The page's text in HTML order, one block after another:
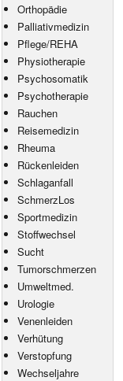
Orthopädie
Palliativmedizin
Pflege/REHA
Physiotherapie
Psychosomatik
Psychotherapie
Rauchen
Reisemedizin
Rheuma
Rückenleiden
Schlaganfall
SchmerzLos
Sportmedizin
Stoffwechsel
Sucht
Tumorschmerzen
Umweltmed.
Urologie
Venenleiden
Verhütung
Verstopfung
Wechseljahre